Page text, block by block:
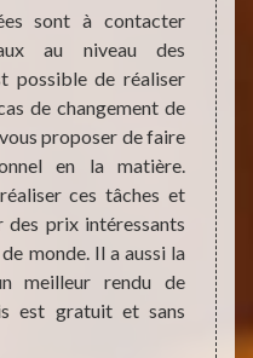
sont à contacter
au niveau des
possible de réaliser
de changement de
proposer de faire
en la matière.
ces tâches et
prix intéressants
monde. Il a aussi la
meilleur rendu de
est gratuit et sans
Les
de
à